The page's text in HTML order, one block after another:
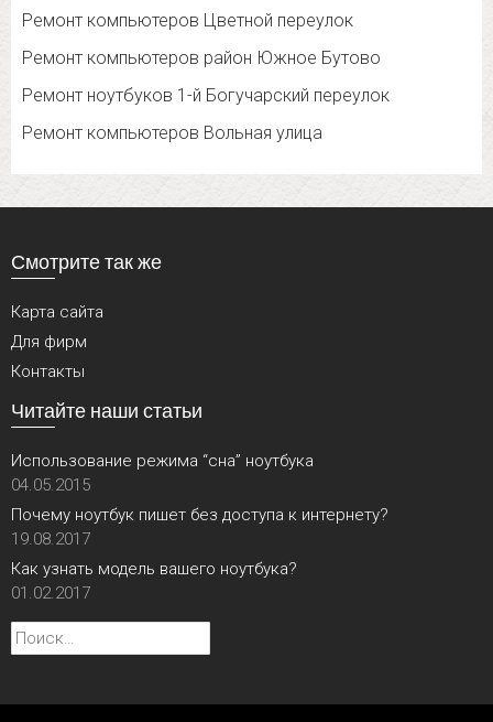
Ремонт компьютеров Цветной переулок
Ремонт компьютеров район Южное Бутово
Ремонт ноутбуков 1-й Богучарский переулок
Ремонт компьютеров Вольная улица
Смотрите так же
Карта сайта
Для фирм
Контакты
Читайте наши статьи
Использование режима “сна” ноутбука
04.05.2015
Почему ноутбук пишет без доступа к интернету?
19.08.2017
Как узнать модель вашего ноутбука?
01.02.2017
Найти: